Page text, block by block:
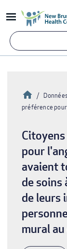
au
contenu
principal
Fil
Accueil
préférence
pour
avaient
de soins
de leurs
mural